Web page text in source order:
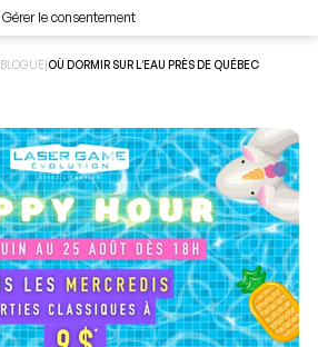
Gérer le consentement
BLOGUE|OÙ DORMIR SUR L’EAU PRÈS DE QUÉBEC